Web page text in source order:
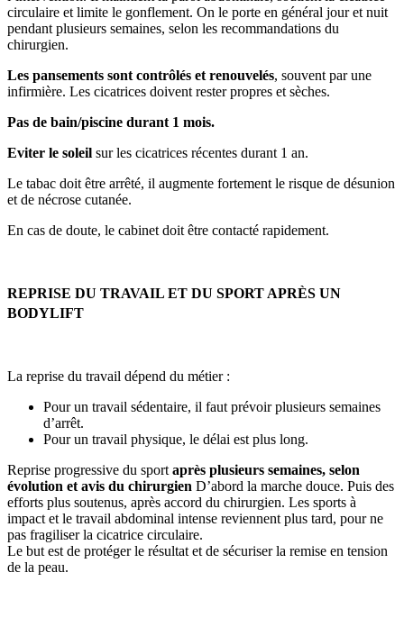
circulaire et limite le gonflement. On le porte en général jour et nuit
pendant plusieurs semaines, selon les recommandations du
chirurgien.
Les pansements sont contrôlés et renouvelés, souvent par une
infirmière. Les cicatrices doivent rester propres et sèches.
Pas de bain/piscine durant 1 mois.
Eviter le soleil sur les cicatrices récentes durant 1 an.
Le tabac doit être arrêté, il augmente fortement le risque de désunion
et de nécrose cutanée.
En cas de doute, le cabinet doit être contacté rapidement.
REPRISE DU TRAVAIL ET DU SPORT APRÈS UN
BODYLIFT
La reprise du travail dépend du métier :
Pour un travail sédentaire, il faut prévoir plusieurs semaines
d’arrêt.
Pour un travail physique, le délai est plus long.
Reprise progressive du sport après plusieurs semaines, selon
évolution et avis du chirurgien D’abord la marche douce. Puis des
efforts plus soutenus, après accord du chirurgien. Les sports à
impact et le travail abdominal intense reviennent plus tard, pour ne
pas fragiliser la cicatrice circulaire.
Le but est de protéger le résultat et de sécuriser la remise en tension
de la peau.